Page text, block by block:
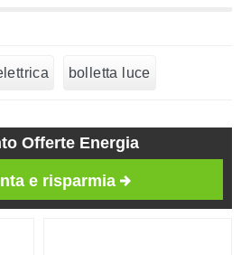
bolletta luce
Offerte Energia
e risparmia